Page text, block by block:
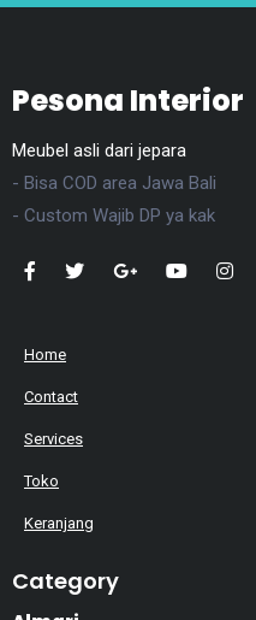
Pesona Interior
Meubel asli dari jepara
- Bisa COD area Jawa Bali
- Custom Wajib DP ya kak
Home
Contact
Services
Toko
Keranjang
Category